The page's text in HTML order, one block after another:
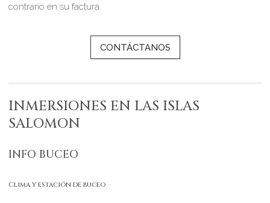
contrario en su factura.
CONTÁCTANOS
INMERSIONES EN LAS ISLAS
SALOMON
INFO BUCEO
Clima y estación de buceo